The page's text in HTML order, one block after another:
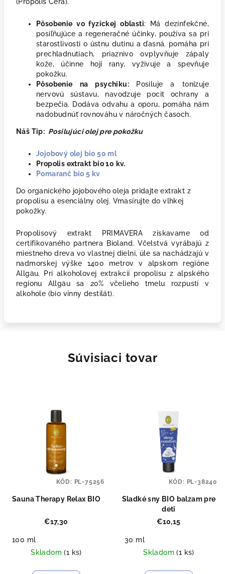
Pôsobenie vo fyzickej oblasti: Má dezinfekčné,
posiľňujúce a regeneračné účinky, používa sa pri
starostlivosti o ústnu dutinu a ďasná. pomáha pri
prechladnutiach, priaznivo ovplyvňuje zápaly
kože, účinne hojí rany, vyživuje a spevňuje
pokožku.
Pôsobenie na psychiku:
Posiluje a tonizuje
nervovú sústavu, navodzuje pocit ochrany a
bezpečia. Dodáva odvahu a oporu, pomáha nám
nadobudnúť rovnováhu v náročných časoch.
Náš Tip: Posilujúci olej pre pokožku
Jojobový olej bio 50 ml
Propolis extrakt bio 10 kv.
Pomaranč bio 5 kv
Do organického jojobového oleja pridajte extrakt z
propolisu a esenciálny olej. Vmasírujte do vlhkej
pokožky.
Propolisový extrakt PRIMAVERA získavame od
certifikovaného partnera Bioland. Včelstvá vyrábajú z
miestneho dreva vo vlastnej dielni, úle sa nachádzajú v
nadmorskej výške 1400 metrov v alpskom regióne
Allgäu. Pri alkoholovej extrakcii propolisu z alpského
regionu Allgäu sa 20% včelieho tmelu rozpustí v
alkohole (bio vínny destilát).
Súvisiaci tovar
Sauna Therapy Relax BIO
€17,30
100 ml
Skladom(1 ks)
KÓD: PL-75256
Sladké sny BIO balzam pre
deti
€10,15
30 ml
Skladom(1 ks)
KÓD: PL-38240